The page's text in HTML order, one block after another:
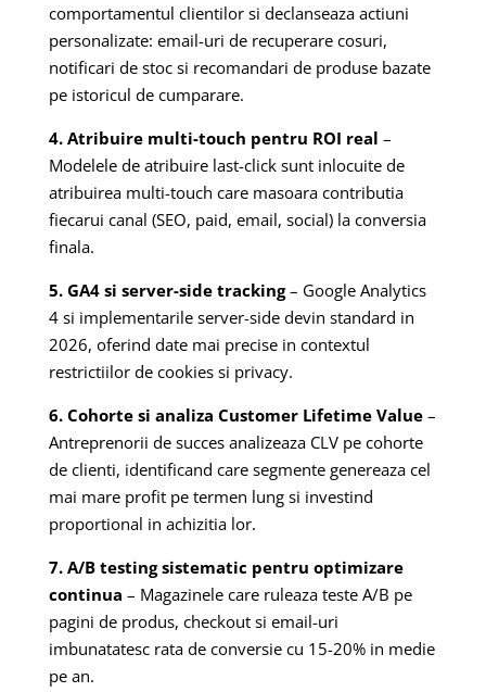
comportamentul clientilor si declanseaza actiuni
personalizate: email-uri de recuperare cosuri,
notificari de stoc si recomandari de produse bazate
pe istoricul de cumparare.
4. Atribuire multi-touch pentru ROI real –
Modelele de atribuire last-click sunt inlocuite de
atribuirea multi-touch care masoara contributia
fiecarui canal (SEO, paid, email, social) la conversia
finala.
5. GA4 si server-side tracking– Google Analytics
4 si implementarile server-side devin standard in
2026, oferind date mai precise in contextul
restrictiilor de cookies si privacy.
6. Cohorte si analiza Customer Lifetime Value–
Antreprenorii de succes analizeaza CLV pe cohorte
de clienti, identificand care segmente genereaza cel
mai mare profit pe termen lung si investind
proportional in achizitia lor.
7. A/B testing sistematic pentru optimizare
continua – Magazinele care ruleaza teste A/B pe
pagini de produs, checkout si email-uri
imbunatatesc rata de conversie cu 15-20% in medie
pe an.